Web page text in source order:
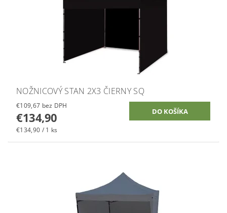
NOŽNICOVÝ STAN 2X3 ČIERNY SQ
€109,67 bez DPH
€134,90
€134,90 / 1 ks